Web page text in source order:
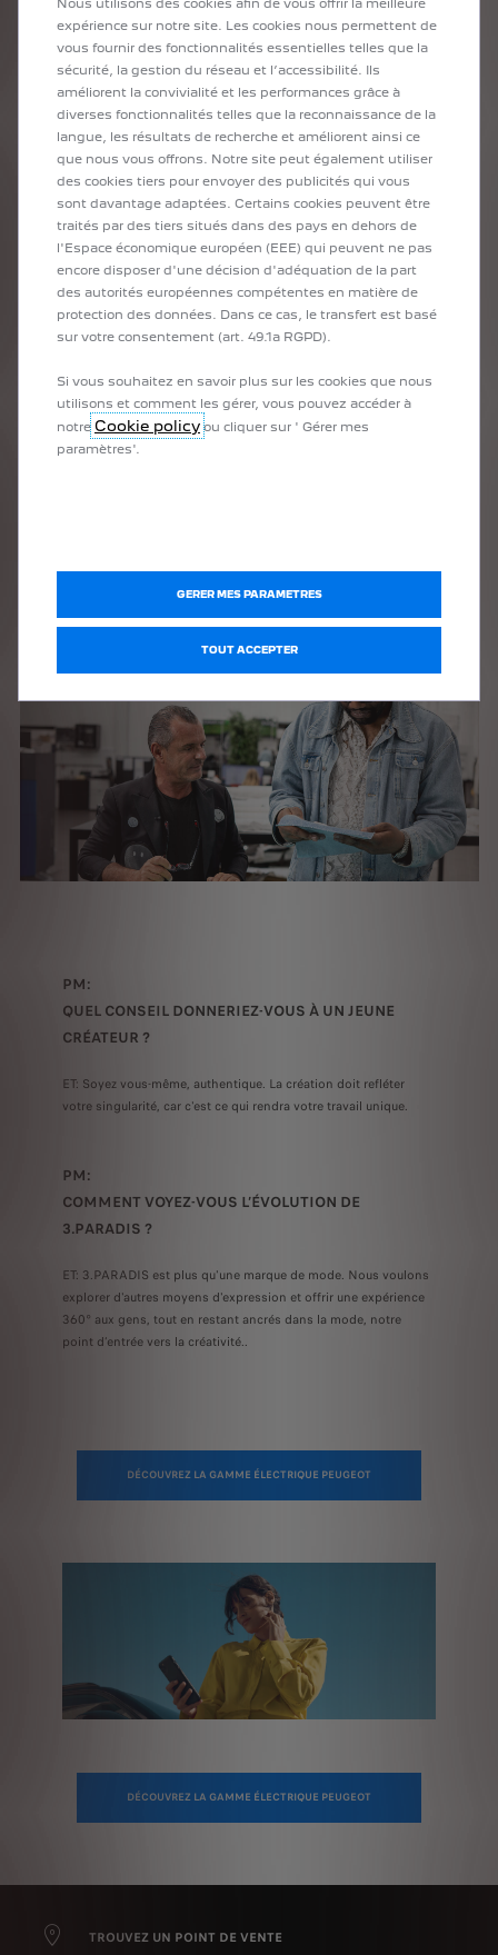
l’innovation, se rejoignent, ce qui rend cette
collaboration naturelle.”
PM:
QU'EST-CE QUI VOUS PLAÎT DANS VOTRE
COLLABORATION AVEC PEUGEOT ?
ET: J’apprécie l'engagement de PEUGEOT dans des causes
responsables et dans l'électrification, qui correspond à notre
vision tournée vers l'avenir. 3.PARADIS est une marque tournée
vers le futur dont la posture est vraiment « une marque pour
aujourd’hui et pour demain ». J’ai trouvé que PEUGEOT avait ce
communes, telles que l’élégance et l’innovation, se rejoignent,
ce qui rend cette collaboration naturelle.
J’adore aussi Mathias, j’aime beaucoup sa façon de produire.
PM:
QUEL CONSEIL DONNERIEZ-VOUS À UN JEUNE
CRÉATEUR ?
ET: Soyez vous-même, authentique. La création doit refléter
votre singularité, car c'est ce qui rendra votre travail unique.
PM:
COMMENT VOYEZ-VOUS L’ÉVOLUTION DE
3.PARADIS ?
ET: 3.PARADIS est plus qu'une marque de mode. Nous voulons
explorer d'autres moyens d'expression et offrir une expérience
360° aux gens, tout en restant ancrés dans la mode, notre
point d’entrée vers la créativité..
DÉCOUVREZ LA GAMME ÉLECTRIQUE PEUGEOT
DÉCOUVREZ LA GAMME ÉLECTRIQUE PEUGEOT
TROUVEZ UN POINT DE VENTE
expérience sur notre site. Les cookies nous permettent de
vous fournir des fonctionnalités essentielles telles que la
sécurité, la gestion du réseau et l’accessibilité. Ils
améliorent la convivialité et les performances grâce à
diverses fonctionnalités telles que la reconnaissance de la
langue, les résultats de recherche et améliorent ainsi ce
que nous vous offrons. Notre site peut également utiliser
des cookies tiers pour envoyer des publicités qui vous
sont davantage adaptées. Certains cookies peuvent être
traités par des tiers situés dans des pays en dehors de
l'Espace économique européen (EEE) qui peuvent ne pas
encore disposer d'une décision d'adéquation de la part
des autorités européennes compétentes en matière de
protection des données. Dans ce cas, le transfert est basé
sur votre consentement (art. 49.1a RGPD).
Si vous souhaitez en savoir plus sur les cookies que nous
utilisons et comment les gérer, vous pouvez accéder à
notre Cookie policy ou cliquer sur ' Gérer mes
paramètres'.
GERER MES PARAMETRES
TOUT ACCEPTER